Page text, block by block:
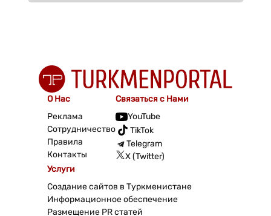
О Нас
Реклама
Сотрудничество
Правила
Контакты
Связаться с Нами
YouTube
TikTok
Telegram
X (Twitter)
Услуги
Создание сайтов в Туркменистане
Информационное обеспечение
Размещение PR статей